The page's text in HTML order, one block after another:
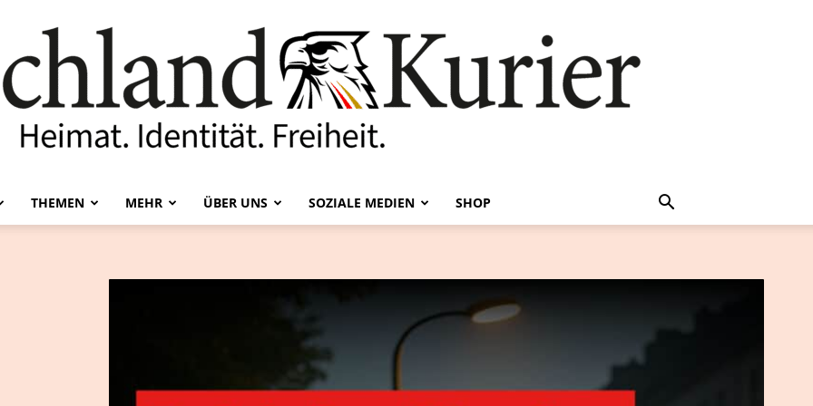
THEMEN MEHR ÜBER UNS SOZIALE MEDIEN SHOP